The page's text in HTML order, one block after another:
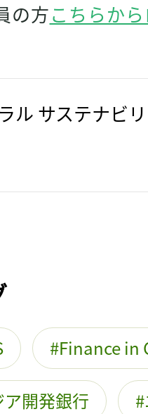
の方こちらか
ル サステナビ
Finance in
ア開発銀行